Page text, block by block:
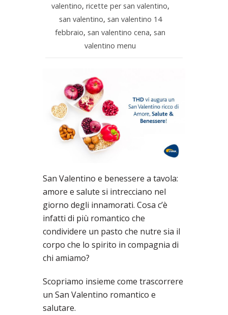
valentino, ricette per san valentino,
san valentino, san valentino 14
febbraio, san valentino cena, san
valentino menu
San Valentino e benessere a tavola:
amore e salute si intrecciano nel
giorno degli innamorati. Cosa c’è
infatti di più romantico che
condividere un pasto che nutre sia il
corpo che lo spirito in compagnia di
chi amiamo?
Scopriamo insieme come trascorrere
un San Valentino romantico e
salutare.